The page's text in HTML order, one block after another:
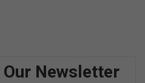
Newsletter